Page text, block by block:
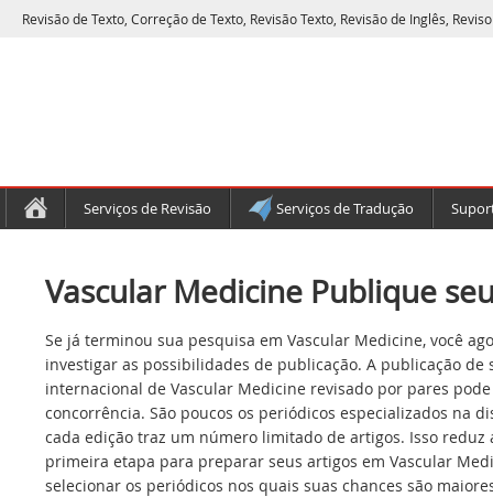
Revisão de Texto, Correção de Texto, Revisão Texto, Revisão de Inglês,
Serviços de Revisão Serviços de Tradução
Vascular Medicine Publique
Se já terminou sua pesquisa em Vascular Medicine, você
investigar as possibilidades de publicação. A publicação
internacional de Vascular Medicine revisado por pares
concorrência. São poucos os periódicos especializados na
cada edição traz um número limitado de artigos. Isso reduz
primeira etapa para preparar seus artigos em Vascular
selecionar os periódicos nos quais suas chances são